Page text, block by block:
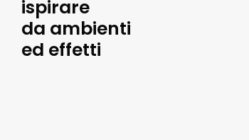
ispirare
da ambienti
ed effetti